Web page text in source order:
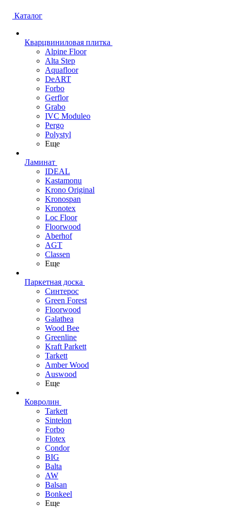
Каталог
Кварцвиниловая плитка
Alpine Floor
Alta Step
Aquafloor
DeART
Forbo
Gerflor
Grabo
IVC Moduleo
Pergo
Polystyl
Еще
Ламинат
IDEAL
Kastamonu
Krono Original
Kronospan
Kronotex
Loc Floor
Floorwood
Aberhof
AGT
Classen
Еще
Паркетная доска
Синтерос
Green Forest
Floorwood
Galathea
Wood Bee
Greenline
Kraft Parkett
Tarkett
Amber Wood
Auswood
Еще
Ковролин
Tarkett
Sintelon
Forbo
Flotex
Condor
BIG
Balta
AW
Balsan
Bonkeel
Еще